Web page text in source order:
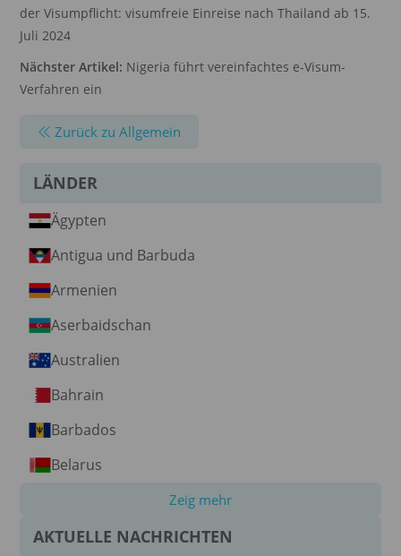
der Visumpflicht: visumfreie Einreise nach Thailand ab 15.
Juli 2024
Nächster Artikel: Nigeria führt vereinfachtes e-Visum-
Verfahren ein
Zurück zu Allgemein
LÄNDER
Ägypten
Antigua und Barbuda
Armenien
Aserbaidschan
Australien
Bahrain
Barbados
Belarus
Zeig mehr
AKTUELLE NACHRICHTEN